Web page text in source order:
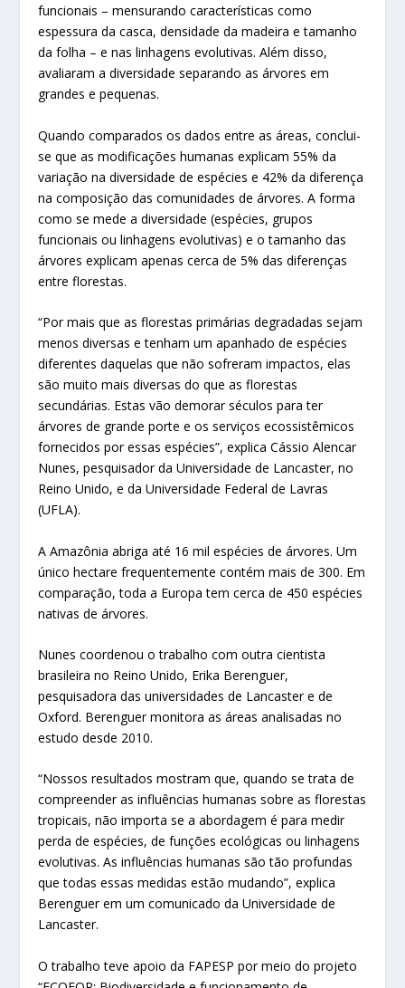
funcionais – mensurando características como
espessura da casca, densidade da madeira e tamanho
da folha – e nas linhagens evolutivas. Além disso,
avaliaram a diversidade separando as árvores em
grandes e pequenas.
Quando comparados os dados entre as áreas, conclui-
se que as modificações humanas explicam 55% da
variação na diversidade de espécies e 42% da diferença
na composição das comunidades de árvores. A forma
como se mede a diversidade (espécies, grupos
funcionais ou linhagens evolutivas) e o tamanho das
árvores explicam apenas cerca de 5% das diferenças
entre florestas.
“Por mais que as florestas primárias degradadas sejam
menos diversas e tenham um apanhado de espécies
diferentes daquelas que não sofreram impactos, elas
são muito mais diversas do que as florestas
secundárias. Estas vão demorar séculos para ter
árvores de grande porte e os serviços ecossistêmicos
fornecidos por essas espécies”, explica Cássio Alencar
Nunes, pesquisador da Universidade de Lancaster, no
Reino Unido, e da Universidade Federal de Lavras
(UFLA).
A Amazônia abriga até 16 mil espécies de árvores. Um
único hectare frequentemente contém mais de 300. Em
comparação, toda a Europa tem cerca de 450 espécies
nativas de árvores.
Nunes coordenou o trabalho com outra cientista
brasileira no Reino Unido, Erika Berenguer,
pesquisadora das universidades de Lancaster e de
Oxford. Berenguer monitora as áreas analisadas no
estudo desde 2010.
“Nossos resultados mostram que, quando se trata de
compreender as influências humanas sobre as florestas
tropicais, não importa se a abordagem é para medir
perda de espécies, de funções ecológicas ou linhagens
evolutivas. As influências humanas são tão profundas
que todas essas medidas estão mudando”, explica
Berenguer em um comunicado da Universidade de
Lancaster.
O trabalho teve apoio da FAPESP por meio do projeto